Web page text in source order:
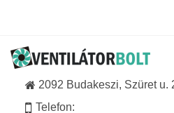
2092 Budakeszi, Szüret u.
Telefon: